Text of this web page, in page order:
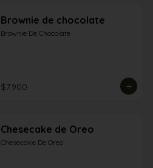
Brownie de chocolate
Brownie De Chocolate
$7.900
Chesecake de Oreo
Chesecake De Oreo